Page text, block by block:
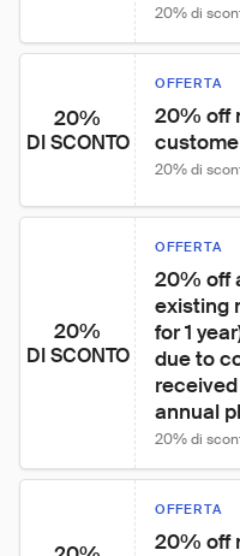
20% di
20%
DI SCONTO
OFFERTA
20% off
20% di
20%
DI SCONTO
OFFERTA
20% off
existing
for 1
due to
annual
20% di
OFFERTA
20% off